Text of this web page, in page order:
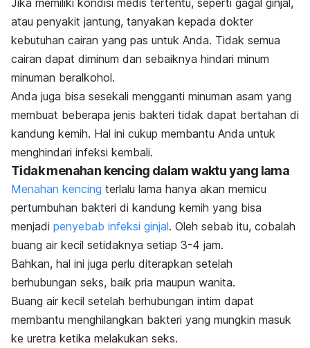
atau penyakit jantung, tanyakan kepada dokter
kebutuhan cairan yang pas untuk Anda. Tidak semua
cairan dapat diminum dan sebaiknya hindari minum
minuman beralkohol.
Anda juga bisa sesekali mengganti minuman asam yang
membuat beberapa jenis bakteri tidak dapat bertahan di
kandung kemih. Hal ini cukup membantu Anda untuk
menghindari infeksi kembali.
Tidak menahan kencing dalam waktu yang lama
Menahan kencing terlalu lama hanya akan memicu
pertumbuhan bakteri di kandung kemih yang bisa
menjadi penyebab infeksi ginjal. Oleh sebab itu, cobalah
buang air kecil setidaknya setiap 3-4 jam.
Bahkan, hal ini juga perlu diterapkan setelah
berhubungan seks, baik pria maupun wanita.
Buang air kecil setelah berhubungan intim dapat
membantu menghilangkan bakteri yang mungkin masuk
ke uretra ketika melakukan seks.